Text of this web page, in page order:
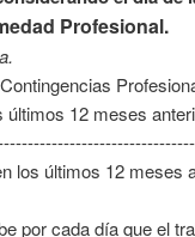
Profesional.
12 meses
12 meses
por cada día que el